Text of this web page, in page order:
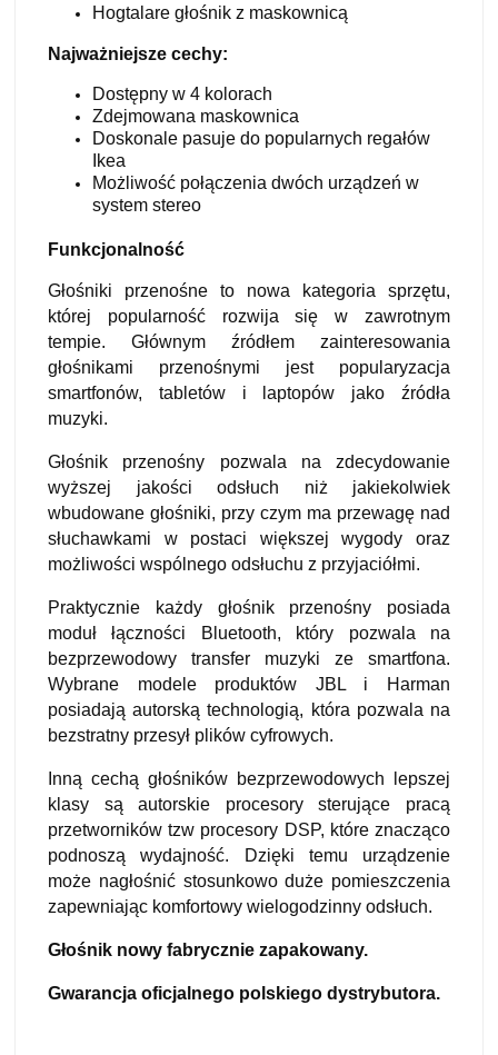
Hogtalare głośnik z maskownicą
Najważniejsze cechy:
Dostępny w 4 kolorach
Zdejmowana maskownica
Doskonale pasuje do popularnych regałów
Ikea
Możliwość połączenia dwóch urządzeń w
system stereo
Funkcjonalność
Głośniki przenośne to nowa kategoria sprzętu,
której popularność rozwija się w zawrotnym
tempie. Głównym źródłem zainteresowania
głośnikami przenośnymi jest popularyzacja
smartfonów, tabletów i laptopów jako źródła
muzyki.
Głośnik przenośny pozwala na zdecydowanie
wyższej jakości odsłuch niż jakiekolwiek
wbudowane głośniki, przy czym ma przewagę nad
słuchawkami w postaci większej wygody oraz
możliwości wspólnego odsłuchu z przyjaciółmi.
Praktycznie każdy głośnik przenośny posiada
moduł łączności Bluetooth, który pozwala na
bezprzewodowy transfer muzyki ze smartfona.
Wybrane modele produktów JBL i Harman
posiadają autorską technologią, która pozwala na
bezstratny przesył plików cyfrowych.
Inną cechą głośników bezprzewodowych lepszej
klasy są autorskie procesory sterujące pracą
przetworników tzw procesory DSP, które znacząco
podnoszą wydajność. Dzięki temu urządzenie
może nagłośnić stosunkowo duże pomieszczenia
zapewniając komfortowy wielogodzinny odsłuch.
Głośnik nowy fabrycznie zapakowany.
Gwarancja oficjalnego polskiego dystrybutora.